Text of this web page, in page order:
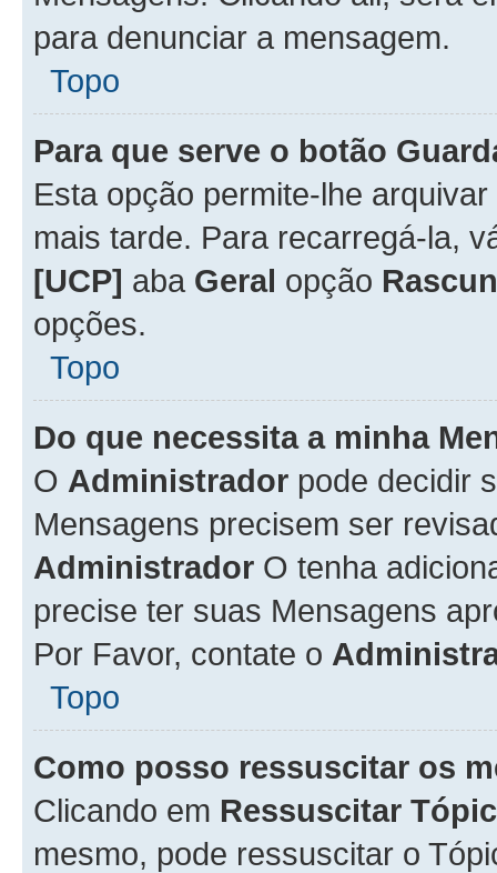
para denunciar a mensagem.
Topo
Para que serve o botão
Esta opção permite-lhe
mais tarde. Para recarregá-la,
[UCP] aba Geral opção
opções.
Topo
Do que necessita a minha
O Administrador pode decidir
Mensagens precisem ser
Administrador O tenha
precise ter suas Mensagens
Por Favor, contate o
Topo
Como posso ressuscitar os
Clicando em Ressuscitar
mesmo, pode ressuscitar o